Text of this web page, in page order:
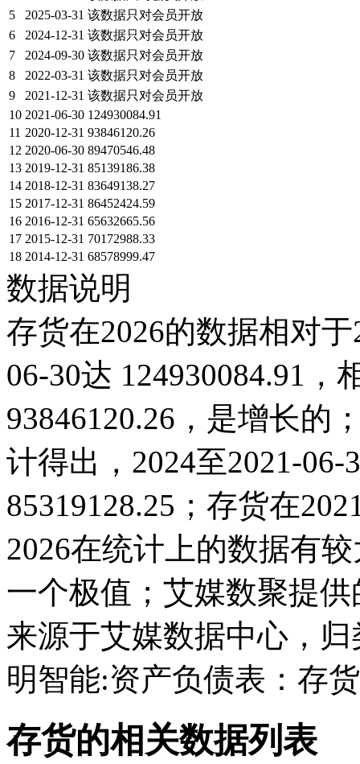
5
2025-03-31 该数据只对会员开放
6
2024-12-31 该数据只对会员开放
7
2024-09-30 该数据只对会员开放
8
2022-03-31 该数据只对会员开放
9
2021-12-31 该数据只对会员开放
10 2021-06-30 124930084.91
11 2020-12-31 93846120.26
12 2020-06-30 89470546.48
13 2019-12-31 85139186.38
14 2018-12-31 83649138.27
15 2017-12-31 86452424.59
16 2016-12-31 65632665.56
17 2015-12-31 70172988.33
18 2014-12-31 68578999.47
数据说明
存货在2026的数据相对
06-30达 124930084.91，
93846120.26，是增长的
计得出，2024至2021-
85319128.25；存货在
2026在统计上的数据有
一个极值；艾媒数聚提
来源于艾媒数据中心，
明智能:资产负债表：存
存货的相关数据列表